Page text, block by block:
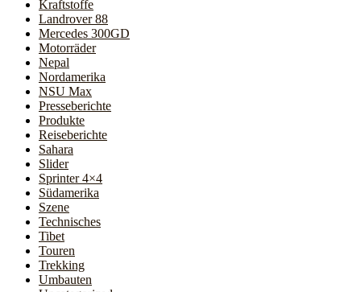
Kraftstoffe
Landrover 88
Mercedes 300GD
Motorräder
Nepal
Nordamerika
NSU Max
Presseberichte
Produkte
Reiseberichte
Sahara
Slider
Sprinter 4×4
Südamerika
Szene
Technisches
Tibet
Touren
Trekking
Umbauten